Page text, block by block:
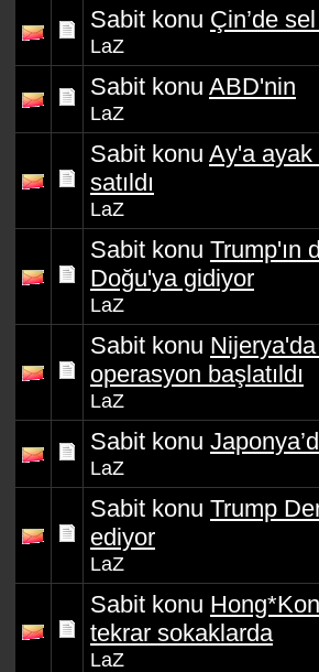
Sabit konu Çin’de
LaZ
Sabit konu ABD'nin
LaZ
Sabit konu Ay'a ayak
satıldı
LaZ
Sabit konu Trump'ın
Doğu'ya gidiyor
LaZ
Sabit konu Nijerya'da
operasyon başlatıldı
LaZ
Sabit konu
LaZ
Sabit konu Trump
ediyor
LaZ
Sabit konu
tekrar sokaklarda
LaZ